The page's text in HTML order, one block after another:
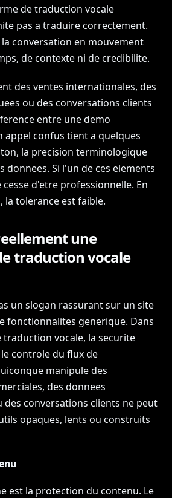
de traduction vocale
pas a traduire correctement.
conversation en mouvement
de contexte ni de credibilite.
des ventes internationales, des
ou des conversations clients
entre une demo
appel confus tient a quelques
la precision terminologique
donnees. Si l'un de ces elements
d'etre professionnelle. En
la tolerance est faible.
une
traduction vocale
un slogan rassurant sur un site
fonctionnalites generique. Dans
vocale, la securite
controle du flux de
manipule des
des donnees
conversations clients ne peut
opaques, lents ou construits
est la protection du contenu. Le